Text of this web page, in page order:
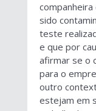
sido
teste
e que por
afirmar se o
para o
outro
estejam em